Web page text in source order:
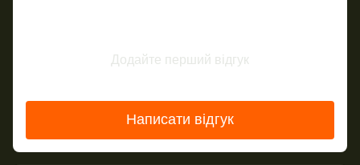
Додайте перший відгук
Написати відгук